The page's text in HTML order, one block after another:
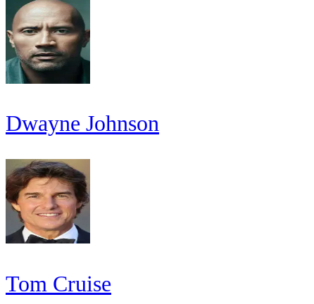
Dwayne Johnson
Tom Cruise